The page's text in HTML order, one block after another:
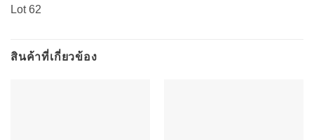
Lot 62
สินค้าที่เกี่ยวข้อง